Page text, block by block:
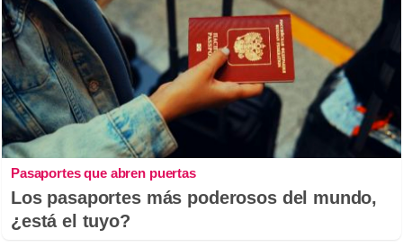
Pasaportes que abren puertas
Los pasaportes más poderosos del mundo,
¿está el tuyo?